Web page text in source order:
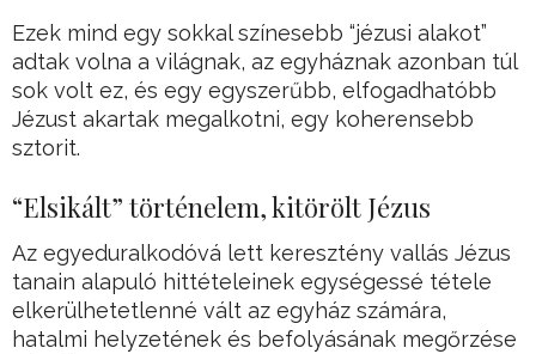
Ezek mind egy sokkal színesebb “jézusi alakot”
adtak volna a világnak, az egyháznak azonban túl
sok volt ez, és egy egyszerűbb, elfogadhatóbb
Jézust akartak megalkotni, egy koherensebb
sztorit.
“Elsikált” történelem, kitörölt Jézus
Az egyeduralkodóvá lett keresztény vallás Jézus
tanain alapuló hittételeinek egységessé tétele
elkerülhetetlenné vált az egyház számára,
hatalmi helyzetének és befolyásának megőrzése